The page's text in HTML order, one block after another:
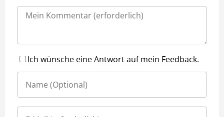
Ich wünsche eine Antwort auf mein Feedback.